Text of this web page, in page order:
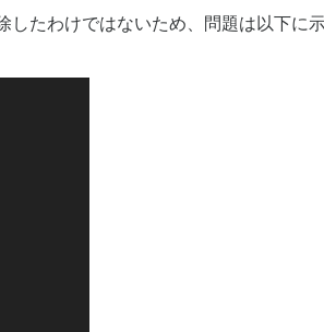
したわけではないため、問題は以下